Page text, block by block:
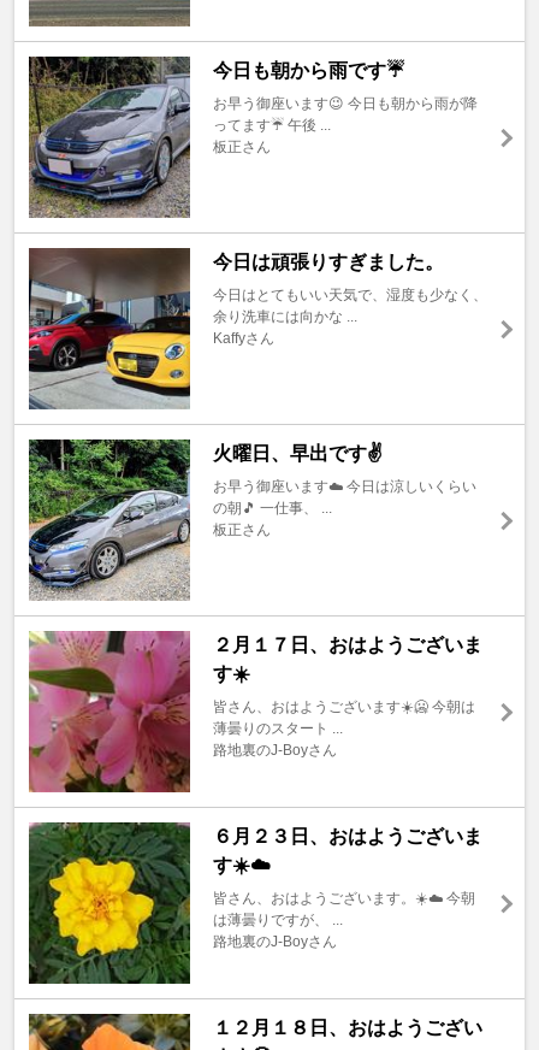
今日も朝から雨です☔
お早う御座います😉 今日も朝から雨が降
ってます☔️ 午後 ...
板正さん
今日は頑張りすぎました。
今日はとてもいい天気で、湿度も少なく、
余り洗車には向かな ...
Kaffyさん
火曜日、早出です✌️
お早う御座います☁️ 今日は涼しいくらい
の朝🎵 一仕事、 ...
板正さん
２月１７日、おはようございま
す☀️
皆さん、おはようございます☀️🥶 今朝は
薄曇りのスタート ...
路地裏のJ-Boyさん
６月２３日、おはようございま
す☀️☁️
皆さん、おはようございます。☀️☁️ 今朝
は薄曇りですが、 ...
路地裏のJ-Boyさん
１２月１８日、おはようござい